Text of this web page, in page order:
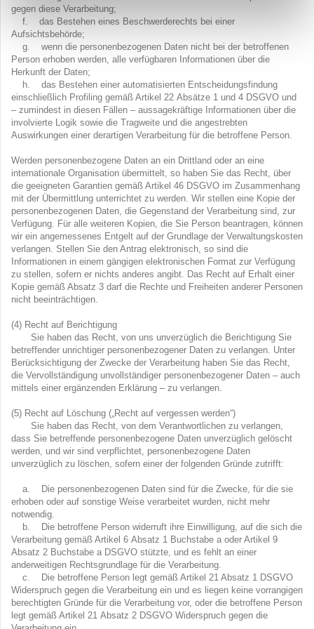
gegen diese Verarbeitung;
f. das Bestehen eines Beschwerderechts bei einer
Aufsichtsbehörde;
g. wenn die personenbezogenen Daten nicht bei der betroffenen
Person erhoben werden, alle verfügbaren Informationen über die
Herkunft der Daten;
h. das Bestehen einer automatisierten Entscheidungsfindung
einschließlich Profiling gemäß Artikel 22 Absätze 1 und 4 DSGVO und
– zumindest in diesen Fällen – aussagekräftige Informationen über die
involvierte Logik sowie die Tragweite und die angestrebten
Auswirkungen einer derartigen Verarbeitung für die betroffene Person.
Werden personenbezogene Daten an ein Drittland oder an eine
internationale Organisation übermittelt, so haben Sie das Recht, über
die geeigneten Garantien gemäß Artikel 46 DSGVO im Zusammenhang
mit der Übermittlung unterrichtet zu werden. Wir stellen eine Kopie der
personenbezogenen Daten, die Gegenstand der Verarbeitung sind, zur
Verfügung. Für alle weiteren Kopien, die Sie Person beantragen, können
wir ein angemessenes Entgelt auf der Grundlage der Verwaltungskosten
verlangen. Stellen Sie den Antrag elektronisch, so sind die
Informationen in einem gängigen elektronischen Format zur Verfügung
zu stellen, sofern er nichts anderes angibt. Das Recht auf Erhalt einer
Kopie gemäß Absatz 3 darf die Rechte und Freiheiten anderer Personen
nicht beeinträchtigen.
(4) Recht auf Berichtigung
Sie haben das Recht, von uns unverzüglich die Berichtigung Sie
betreffender unrichtiger personenbezogener Daten zu verlangen. Unter
Berücksichtigung der Zwecke der Verarbeitung haben Sie das Recht,
die Vervollständigung unvollständiger personenbezogener Daten – auch
mittels einer ergänzenden Erklärung – zu verlangen.
(5) Recht auf Löschung („Recht auf vergessen werden“)
Sie haben das Recht, von dem Verantwortlichen zu verlangen,
dass Sie betreffende personenbezogene Daten unverzüglich gelöscht
werden, und wir sind verpflichtet, personenbezogene Daten
unverzüglich zu löschen, sofern einer der folgenden Gründe zutrifft:
a. Die personenbezogenen Daten sind für die Zwecke, für die sie
erhoben oder auf sonstige Weise verarbeitet wurden, nicht mehr
notwendig.
b. Die betroffene Person widerruft ihre Einwilligung, auf die sich die
Verarbeitung gemäß Artikel 6 Absatz 1 Buchstabe a oder Artikel 9
Absatz 2 Buchstabe a DSGVO stützte, und es fehlt an einer
anderweitigen Rechtsgrundlage für die Verarbeitung.
c. Die betroffene Person legt gemäß Artikel 21 Absatz 1 DSGVO
Widerspruch gegen die Verarbeitung ein und es liegen keine vorrangigen
berechtigten Gründe für die Verarbeitung vor, oder die betroffene Person
legt gemäß Artikel 21 Absatz 2 DSGVO Widerspruch gegen die